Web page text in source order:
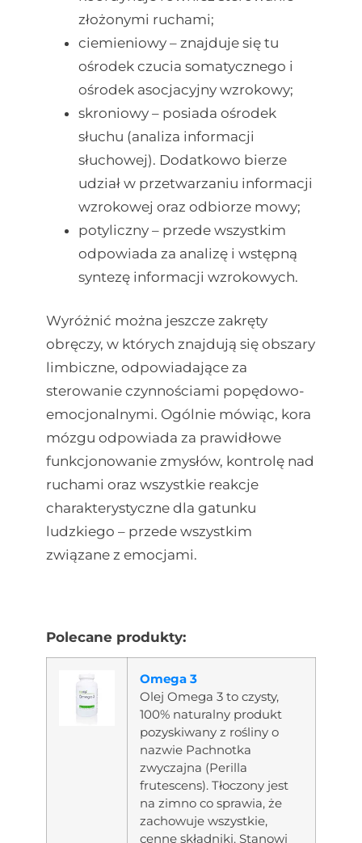
złożonymi ruchami;
ciemieniowy – znajduje się tu
ośrodek czucia somatycznego i
ośrodek asocjacyjny wzrokowy;
skroniowy – posiada ośrodek
słuchu (analiza informacji
słuchowej). Dodatkowo bierze
udział w przetwarzaniu informacji
wzrokowej oraz odbiorze mowy;
potyliczny – przede wszystkim
odpowiada za analizę i wstępną
syntezę informacji wzrokowych.
Wyróżnić można jeszcze zakręty
obręczy, w których znajdują się obszary
limbiczne, odpowiadające za
sterowanie czynnościami popędowo-
emocjonalnymi. Ogólnie mówiąc, kora
mózgu odpowiada za prawidłowe
funkcjonowanie zmysłów, kontrolę nad
ruchami oraz wszystkie reakcje
charakterystyczne dla gatunku
ludzkiego – przede wszystkim
związane z emocjami.
Polecane produkty:
Omega 3
Olej Omega 3 to czysty,
100% naturalny produkt
pozyskiwany z rośliny o
nazwie Pachnotka
zwyczajna (Perilla
frutescens). Tłoczony jest
na zimno co sprawia, że
zachowuje wszystkie,
cenne składniki. Stanowi